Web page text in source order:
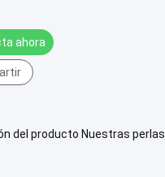
ahora
del producto Nuestras perlas